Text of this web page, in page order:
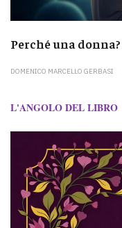
Perché una donna?
DOMENICO MARCELLO GERBASI
L'ANGOLO DEL LIBRO